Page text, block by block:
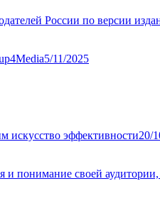
России по версии
5/11/2025
искусство эффективности20/
понимание своей